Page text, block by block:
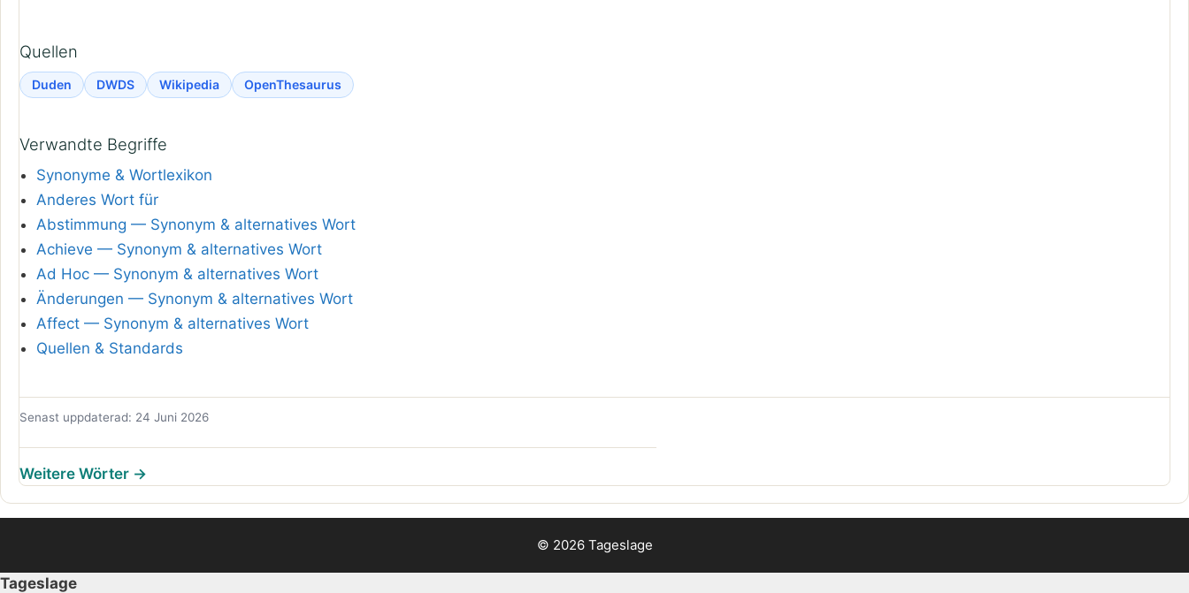
Quellen
Duden DWDS Wikipedia OpenThesaurus
Verwandte Begriffe
Synonyme & Wortlexikon
Anderes Wort für
Abstimmung — Synonym & alternatives Wort
Achieve — Synonym & alternatives Wort
Ad Hoc — Synonym & alternatives Wort
Änderungen — Synonym & alternatives Wort
Affect — Synonym & alternatives Wort
Quellen & Standards
Senast uppdaterad: 24 Juni 2026
Weitere Wörter →
© 2026 Tageslage
Tageslage